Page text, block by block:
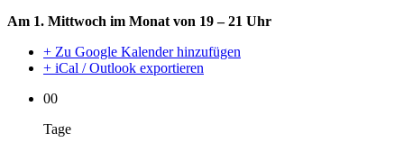
Am 1. Mittwoch im Monat von 19 – 21 Uhr
+ Zu Google Kalender hinzufügen
+ iCal / Outlook exportieren
00
Tage